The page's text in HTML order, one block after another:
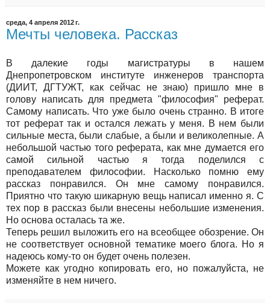
среда, 4 апреля 2012 г.
Мечты человека. Рассказ
В далекие годы магистратуры в нашем
Днепропетровском институте инженеров транспорта
(ДИИТ, ДГТУЖТ, как сейчас не знаю) пришло мне в
голову написать для предмета "философия" реферат.
Самому написать. Что уже было очень странно. В итоге
тот реферат так и остался лежать у меня. В нем были
сильные места, были слабые, а были и великолепные. А
небольшой частью того реферата, как мне думается его
самой сильной частью я тогда поделился с
преподавателем философии. Насколько помню ему
рассказ понравился. Он мне самому понравился.
Приятно что такую шикарную вещь написал именно я. С
тех пор в рассказ были внесены небольшие изменения.
Но основа осталась та же.
Теперь решил выложить его на всеобщее обозрение. Он
не соответствует основной тематике моего блога. Но я
надеюсь кому-то он будет очень полезен.
Можете как угодно копировать его, но пожалуйста, не
изменяйте в нем ничего.